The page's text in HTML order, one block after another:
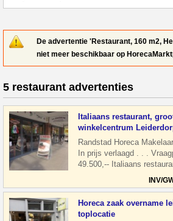
De advertentie 'Restaurant, 160 m2,
niet meer beschikbaar op
5 restaurant advertenties
Italiaans restaurant,
winkelcentrum
Randstad Horeca
In prijs verlaagd . . .
49.500,-- Italiaans
een groot winkelcentrum
INV/
Horeca zaak overname
toplocatie